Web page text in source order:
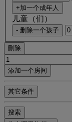
+加一个成年人
儿童（们）
- 删除一个孩子
刪除
添加一个房间
其它条件
搜索